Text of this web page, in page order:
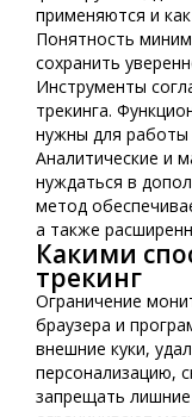
применяются и
Понятность
сохранить
Инструменты
трекинга.
нужны для работы
Аналитические и
нуждаться в
метод
а также
Какими
трекинг
Ограничение
браузера и
внешние куки,
персонализацию,
запрещать